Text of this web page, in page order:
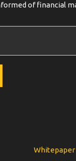
of financial
Whitepaper